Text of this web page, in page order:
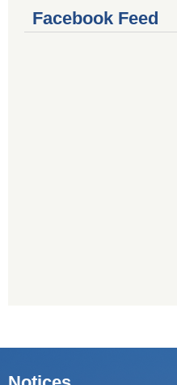
Facebook Feed